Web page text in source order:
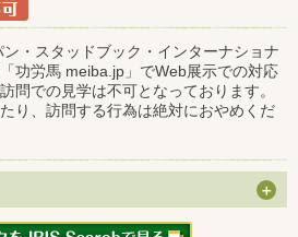
・スタッドブック・インターナショナ
功労馬 meiba.jp」でWeb展示での対応
問での見学は不可となっております。
り、訪問する行為は絶対におやめくだ